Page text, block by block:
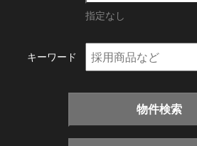
指定なし
キーワード
物件検索